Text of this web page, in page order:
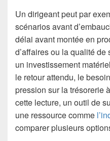
Un dirigeant peut par
scénarios avant
délai avant montée en
d’affaires ou la qualité
un investissement
le retour attendu, le
pression sur la trésorerie
cette lecture, un outil de
une ressource comme
comparer plusieurs